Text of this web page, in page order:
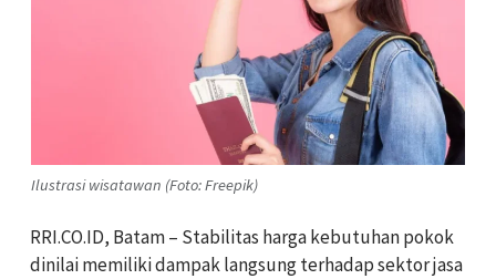
Ilustrasi wisatawan (Foto: Freepik)
RRI.CO.ID, Batam – Stabilitas harga kebutuhan pokok
dinilai memiliki dampak langsung terhadap sektor jasa